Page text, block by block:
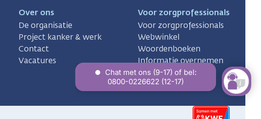
Over ons
De organisatie
Project kanker & werk
Contact
Vacatures
Voor zorgprofessionals
Voor zorgprofessionals
Webwinkel
Woordenboeken
Informatie overnemen